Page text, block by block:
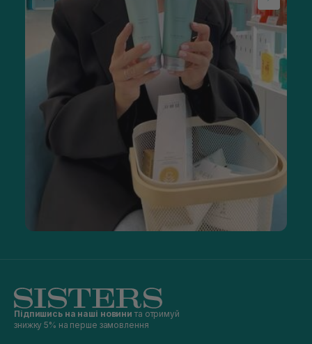
Підпишись на наші новини та отримуй
знижку 5% на перше замовлення